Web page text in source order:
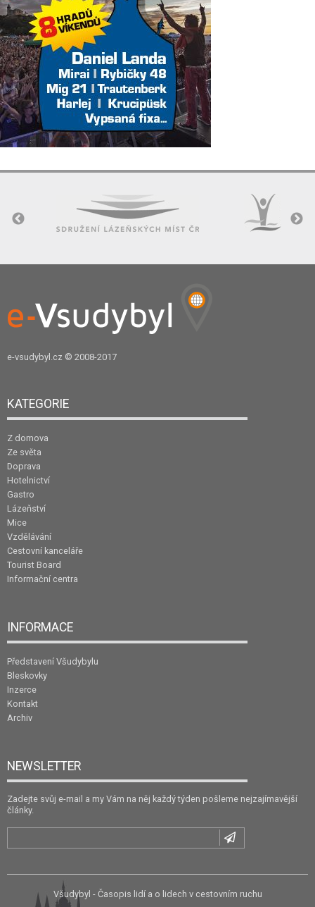
e-vsudybyl.cz © 2008-2017
KATEGORIE
Z domova
Ze světa
Doprava
Hotelnictví
Gastro
Lázeňství
Mice
Vzdělávání
Cestovní kanceláře
Tourist Board
Informační centra
INFORMACE
Představení Všudybylu
Bleskovky
Inzerce
Kontakt
Archiv
NEWSLETTER
Zadejte svůj e-mail a my Vám na něj každý týden pošleme nejzajímavější
články.
Všudybyl - Časopis lidí a o lidech v cestovním ruchu